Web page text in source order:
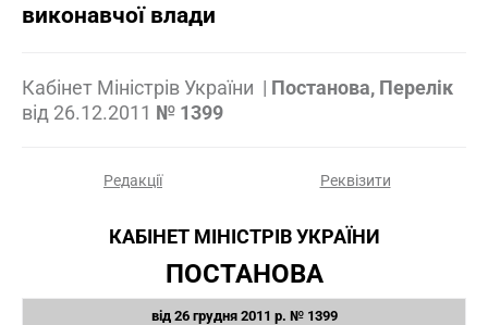
виконавчої влади
Кабінет Міністрів України | Постанова, Перелік
від 26.12.2011 № 1399
Редакції Реквізити
КАБІНЕТ МІНІСТРІВ УКРАЇНИ
ПОСТАНОВА
від 26 грудня 2011 р. № 1399